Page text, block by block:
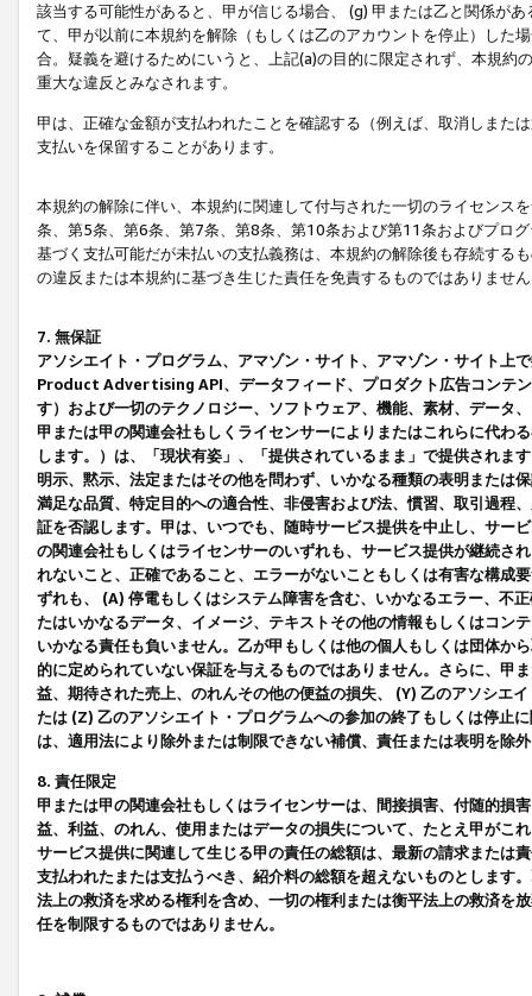
該当する可能性があると、甲が信じる場合、 (g) 甲または乙と関係が
て、甲が以前に本規約を解除（もしくは乙のアカウントを停止）した
合。疑義を避けるためにいうと、上記(a)の目的に限定されず、本規
重大な違反とみなされます。
甲は、正確な金額が支払われたことを確認する（例えば、取消しまた
支払いを保留することがあります。
本規約の解除に伴い、本規約に関連して付与された一切のライセンス
条、第5条、第6条、第7条、第8条、第10条および第11条およびプロ
基づく支払可能だが未払いの支払義務は、本規約の解除後も存続する
の違反または本規約に基づき生じた責任を免責するものではありませ
7. 無保証
アソシエイト・プログラム、アマゾン・サイト、アマゾン・サイト上
Product Advertising API、データフィード、プロダクト広告コンテ
す）および一切のテクノロジー、ソフトウェア、機能、素材、データ
甲または甲の関連会社もしくライセンサーによりまたはこれらに代わ
します。）は、「現状有姿」、「提供されているまま」で提供されま
明示、黙示、法定またはその他を問わず、いかなる種類の表明または
満足な品質、特定目的への適合性、非侵害および法、慣習、取引過程
証を否認します。甲は、いつでも、随時サービス提供を中止し、サー
の関連会社もしくはライセンサーのいずれも、サービス提供が継続さ
れないこと、正確であること、エラーがないこともしくは有害な構成
ずれも、 (A) 停電もしくはシステム障害を含む、いかなるエラー、不
たはいかなるデータ、イメージ、テキストその他の情報もしくはコン
いかなる責任も負いません。乙が甲もしくは他の個人もしくは団体か
的に定められていない保証を与えるものではありません。さらに、甲
益、期待された売上、のれんその他の便益の損失、 (Y) 乙のアソシエ
たは (Z) 乙のアソシエイト・プログラムへの参加の終了もしくは停止
は、適用法により除外または制限できない補償、責任または表明を除
8. 責任限定
甲または甲の関連会社もしくはライセンサーは、間接損害、付随的損
益、利益、のれん、使用またはデータの損失について、たとえ甲がこ
サービス提供に関連して生じる甲の責任の総額は、最新の請求または
支払われたまたは支払うべき、紹介料の総額を超えないものとします
法上の救済を求める権利を含め、一切の権利または衡平法上の救済を
任を制限するものではありません。